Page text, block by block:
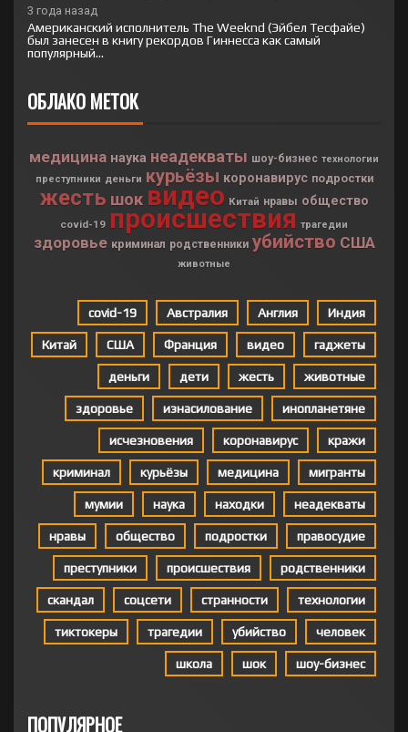
3 года назад
Американский исполнитель The Weeknd (Эйбел Тесфайе)
был занесен в книгу рекордов Гиннесса как самый
популярный...
ОБЛАКО МЕТОК
медицина наука неадекваты шоу-бизнес технологии
преступники деньги курьёзы коронавирус подростки
жесть шок видео Китай нравы общество
covid-19 происшествия трагедии
здоровье криминал родственники убийство США
животные
covid-19 Австралия Англия Индия
Китай США Франция видео гаджеты
деньги дети жесть животные
здоровье изнасилование инопланетяне
исчезновения коронавирус кражи
криминал курьёзы медицина мигранты
мумии наука находки неадекваты
нравы общество подростки правосудие
преступники происшествия родственники
скандал соцсети странности технологии
тиктокеры трагедии убийство человек
школа шок шоу-бизнес
ПОПУЛЯРНОЕ